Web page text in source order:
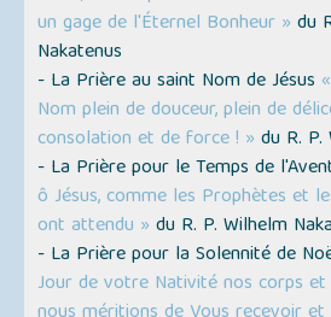
un gage de l'Éternel Bonheur » du
Nakatenus
- La Prière au saint Nom de Jésus
Nom plein de douceur, plein de
consolation et de force ! » du R.
- La Prière pour le Temps de
ô Jésus, comme les Prophètes et
ont attendu » du R. P. Wilhelm
- La Prière pour la Solennité de
Jour de votre Nativité nos corps